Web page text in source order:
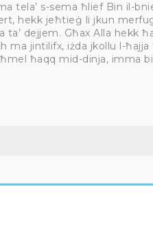
tela’ s-sema ħlief Bin il-
hekk jeħtieġ li jkun
dejjem. Għax Alla hekk
jintilifx, iżda jkollu l-ħajja
ħaqq mid-dinja, imma